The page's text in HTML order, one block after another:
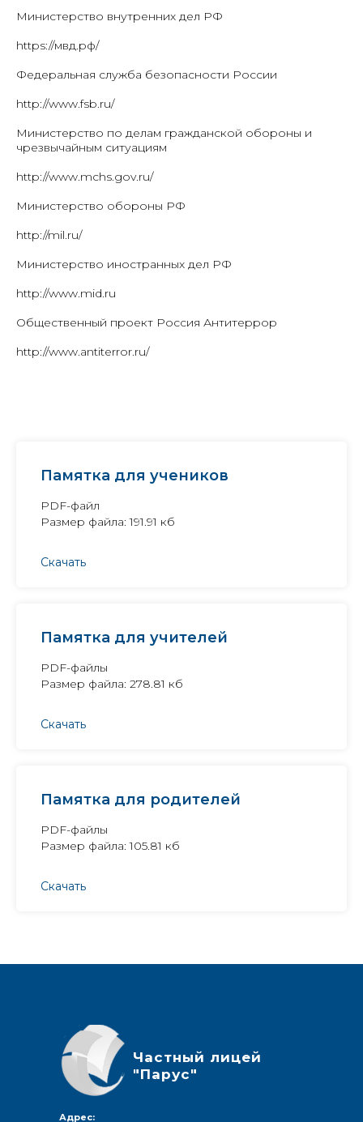
Министерство внутренних дел РФ
https://мвд.рф/
Федеральная служба безопасности России
http://www.fsb.ru/
Министерство по делам гражданской обороны и
чрезвычайным ситуациям
http://www.mchs.gov.ru/
Министерство обороны РФ
http://mil.ru/
Министерство иностранных дел РФ
http://www.mid.ru
Общественный проект Россия Антитеррор
http://www.antiterror.ru/
Памятка для учеников
PDF-файл
Размер файла: 191.91 кб
Скачать
Памятка для учителей
PDF-файлы
Размер файла: 278.81 кб
Скачать
Памятка для родителей
PDF-файлы
Размер файла: 105.81 кб
Скачать
Частный лицей
"Парус"
Адрес: